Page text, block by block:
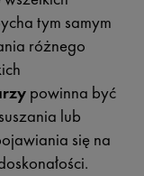
tym samym
różnego
powinna być
lub
się na